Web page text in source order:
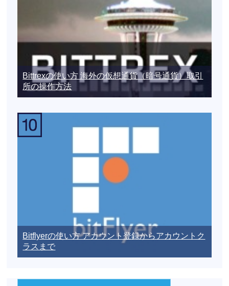
Bittrexの使い方 海外の仮想通貨（暗号通貨）取引
所の操作方法
Bitflyerの使い方 アカウント登録からアカウントク
ラスまで